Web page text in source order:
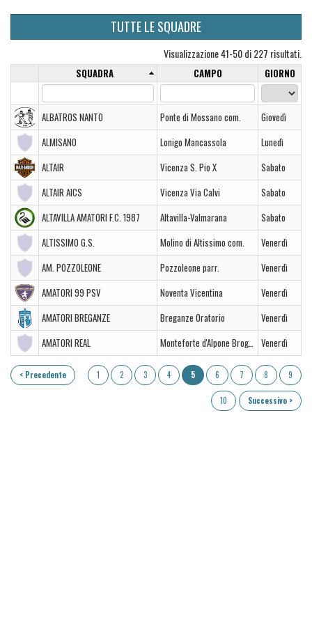
TUTTE LE SQUADRE
Visualizzazione 41-50 di 227 risultati.
SQUADRA CAMPO GIORNO
ALBATROS NANTO Ponte di Mossano com.
Giovedì
ALMISANO
Lonigo Mancassola
Lunedì
ALTAIR
Vicenza S. Pio X
Sabato
ALTAIR AICS
Vicenza Via Calvi
Sabato
ALTAVILLA AMATORI F.C. 1987
Altavilla-Valmarana
Sabato
ALTISSIMO G.S.
Molino di Altissimo com.
Venerdì
AM. POZZOLEONE
Pozzoleone parr.
Venerdì
AMATORI 99 PSV
Noventa Vicentina
Venerdì
AMATORI BREGANZE
Breganze Oratorio
Venerdì
AMATORI REAL
Monteforte d'Alpone Brognoligo Venerdì
< Precedente 1 2 3 4 5 6 7 8 9
10 Successivo >